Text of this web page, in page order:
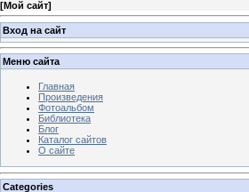
[Мой сайт]
Вход на сайт
Меню сайта
Главная
Произведения
Фотоальбом
Библиотека
Блог
Каталог сайтов
О сайте
Categories